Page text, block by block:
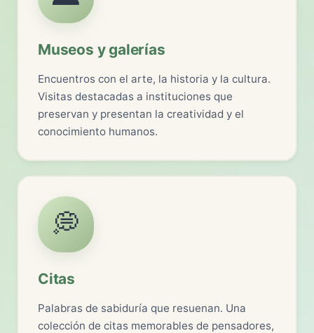
Museos y galerías
Encuentros con el arte, la historia y la cultura.
Visitas destacadas a instituciones que
preservan y presentan la creatividad y el
conocimiento humanos.
💭
Citas
Palabras de sabiduría que resuenan. Una
colección de citas memorables de pensadores,